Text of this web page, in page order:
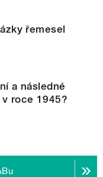
řemesel
a následné
roce 1945?